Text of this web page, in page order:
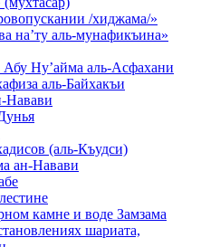
/хиджама/»
на’ту аль-мунафикъина»
Абу Ну’айма аль-Асфахани
аль-Байхакъи
Навави
(аль-Къудси)
ан-Навави
камне и воде Замзама
шариата,